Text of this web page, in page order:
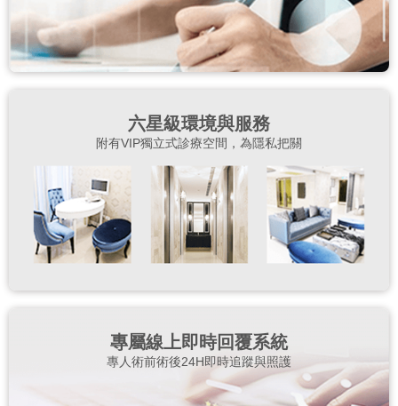
六星級環境與服務
附有VIP獨立式診療空間，為隱私把關
專屬線上即時回覆系統
專人術前術後24H即時追蹤與照護